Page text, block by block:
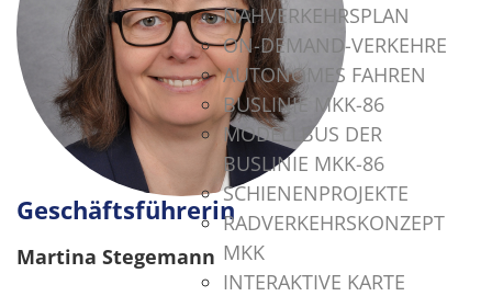
NAHVERKEHRSPLAN
ON-DEMAND-VERKEHRE
AUTONOMES FAHREN
BUSLINIE MKK-86
MODELLBUS DER
BUSLINIE MKK-86
SCHIENENPROJEKTE
RADVERKEHRSKONZEPT
MKK
INTERAKTIVE KARTE
Geschäftsführerin
Martina Stegemann